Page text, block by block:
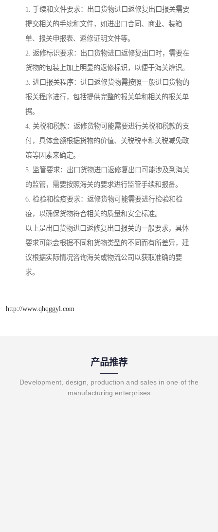
1. 手续和文件要求：出口货物进口返修复出口报关需要
提交相关的手续和文件，如进出口合同、商业、装箱
单、报关申报表、返修证明文件等。
2. 返修标识要求：出口货物进口返修复出口时，需要在
货物的包装上加上明显的返修标识，以便于海关辨识。
3. 进口报关程序：进口返修货物需按照一般进口货物的
报关程序进行，包括提供完整的报关单和相关的报关单
据。
4. 关税和税款：返修货物可能需要进行关税和税款的支
付，具体金额根据货物的价值、关税税率和关税减免政
策等因素来确定。
5. 监管要求：出口货物进口返修复出口可能涉及到海关
的监管，需要按照海关的要求进行监管手续和报备。
6. 检验和检疫要求：返修货物可能需要进行检验和检
疫，以确保货物符合相关的质量和安全标准。
以上是出口货物进口返修复出口报关的一般要求，具体
要求可能会根据不同和货物类型的不同而有所差异，建
议根据实际情况咨询海关或物流公司以获取准确的要
求。
http://www.qhqggyl.com
产品推荐
Development, design, production and sales in one of the
manufacturing enterprises